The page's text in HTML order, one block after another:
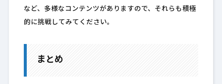
など、多様なコンテンツがありますので、それらも積極
的に挑戦してみてください。
まとめ